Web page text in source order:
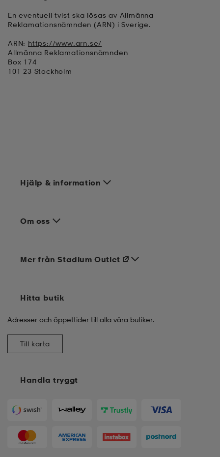
En eventuell tvist ska lösas av Allmänna
Reklamationsnämnden (ARN) i Sverige.
ARN: https://www.arn.se/
Allmänna Reklamationsnämnden
Box 174
101 23 Stockholm
Hjälp & information
Om oss
Handla tryggt
Mer från Stadium Outlet
Hitta butik
Adresser och öppettider till alla våra butiker.
Till karta